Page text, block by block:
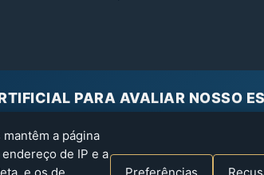
PARA AVALIAR NOSSO
Gemini Perplexity Grok
a página
de IP e a